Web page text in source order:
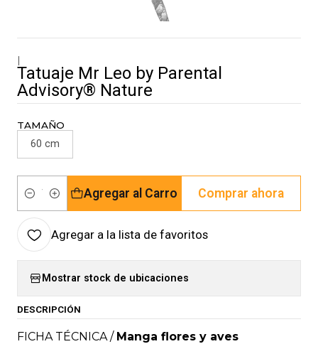
|
Tatuaje Mr Leo by Parental
Advisory® Nature
TAMAÑO
60 cm
Cantidad
Agregar al Carro Comprar ahora
Agregar a la lista de favoritos
Mostrar stock de ubicaciones
DESCRIPCIÓN
FICHA TÉCNICA / Manga flores y aves